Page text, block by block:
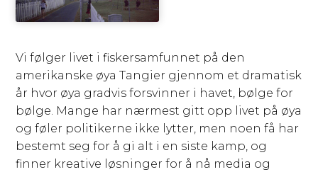
Vi følger livet i fiskersamfunnet på den
amerikanske øya Tangier gjennom et dramatisk
år hvor øya gradvis forsvinner i havet, bølge for
bølge. Mange har nærmest gitt opp livet på øya
og føler politikerne ikke lytter, men noen få har
bestemt seg for å gi alt i en siste kamp, og
finner kreative løsninger for å nå media og